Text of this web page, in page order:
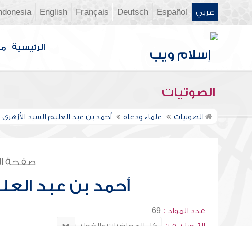
عربي Español
Deutsch
Français
English
الرئيسية
الصوتيات
الصوتيات علماء ودعاة أحمد بن عبد العليم السيد الأزهرى
صفحة
أحمد بن عبد
عدد المواد : 69